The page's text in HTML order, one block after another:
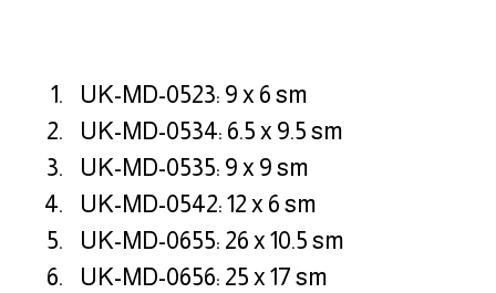
UK-MD-0523: 9 x 6 sm
UK-MD-0534: 6.5 x 9.5 sm
UK-MD-0535: 9 x 9 sm
UK-MD-0542: 12 x 6 sm
UK-MD-0655: 26 x 10.5 sm
UK-MD-0656: 25 x 17 sm